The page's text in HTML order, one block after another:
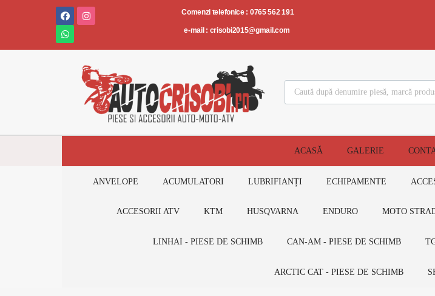
AUTO-
Comenzi telefonice : 0765 562 191
e-mail : crisobi2015@gmail.com
ACASĂ GALERIE
ANVELOPE ACUMULATORI LUBRIFIANȚI ECHIPAMENTE
ACCESORII ATV KTM HUSQVARNA ENDURO MOTO
LINHAI - PIESE DE SCHIMB CAN-AM - PIESE DE SCHIMB
ARCTIC CAT - PIESE DE SCHIMB